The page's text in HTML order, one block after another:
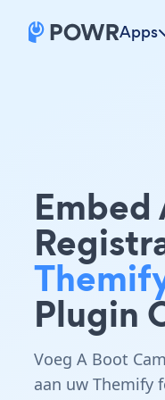
Apps
Embed
Plugin
Voeg A Boot
aan uw Themify